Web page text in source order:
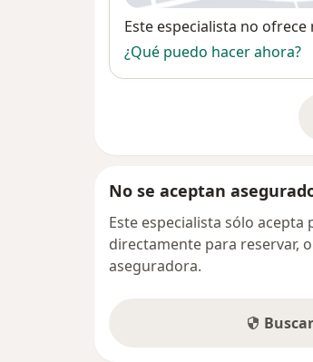
Disponibilidad
Este especialista no
¿Qué puedo hacer ahora?
No se aceptan
Este especialista sólo
directamente para reservar,
aseguradora.